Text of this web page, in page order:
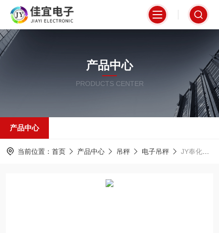
产品中心
PRODUCTS CENTER
产品中心
当前位置： 首页 产品中心 吊秤 电子吊秤 JY奉化吊秤